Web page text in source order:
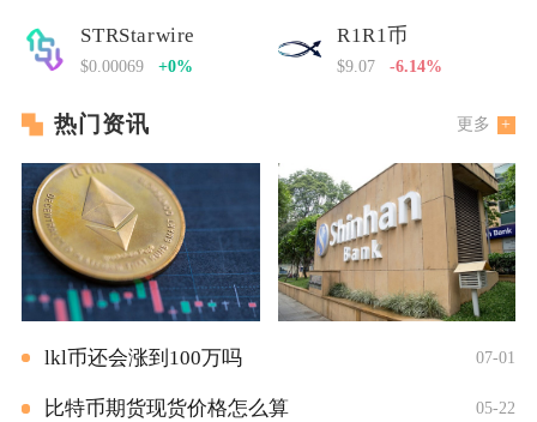
STRStarwire
$0.00069 +0%
R1R1币
$9.07 -6.14%
热门资讯 更多
lkl币还会涨到100万吗 07-01
比特币期货现货价格怎么算 05-22